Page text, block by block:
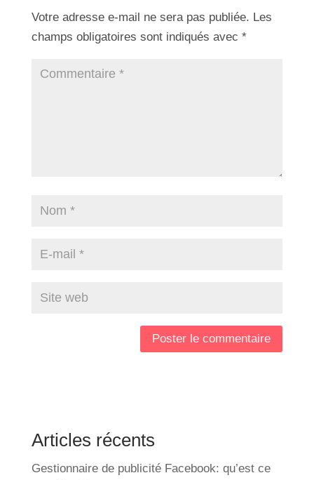
Votre adresse e-mail ne sera pas publiée. Les
champs obligatoires sont indiqués avec *
Articles récents
Gestionnaire de publicité Facebook: qu’est ce